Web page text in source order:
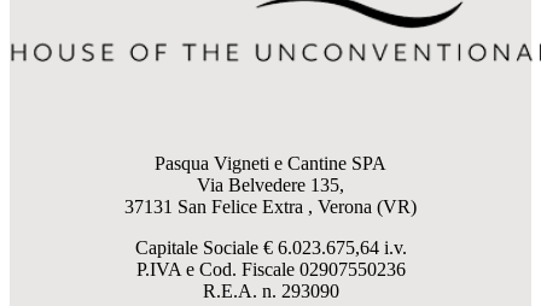
Pasqua Vigneti e Cantine SPA
Via Belvedere 135,
37131 San Felice Extra , Verona (VR)
Capitale Sociale € 6.023.675,64 i.v.
P.IVA e Cod. Fiscale 02907550236
R.E.A. n. 293090